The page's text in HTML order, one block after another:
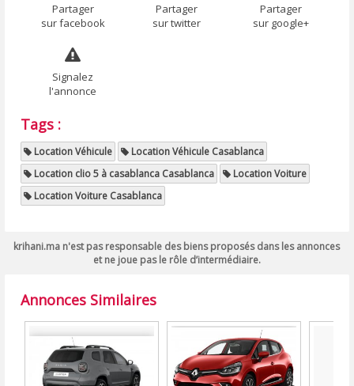
Partager
sur facebook
Partager
sur twitter
Partager
sur google+
Signalez
l'annonce
Tags :
Location Véhicule
Location Véhicule Casablanca
Location clio 5 à casablanca Casablanca
Location Voiture
Location Voiture Casablanca
krihani.ma n'est pas responsable des biens proposés dans les annonces
et ne joue pas le rôle d’intermédiaire.
Annonces Similaires